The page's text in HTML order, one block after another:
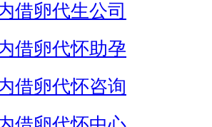
借卵代生公司
借卵代怀助孕
借卵代怀咨询